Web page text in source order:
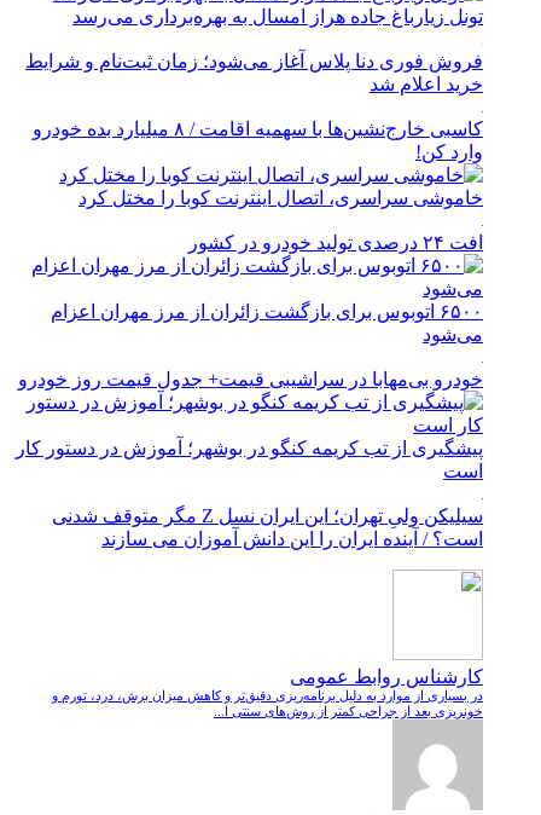
تونل زیارباغ جاده هراز امسال به بهره‌برداری می‌رسد
فروش فوری دنا پلاس آغاز می‌شود؛ زمان ثبت‌نام و شرایط
خرید اعلام شد
کاسبی خارج‌نشین‌ها با سهمیه اقامت / ۸ میلیارد بده خودرو
وارد کن!
خاموشی سراسری، اتصال اینترنت کوبا را مختل کرد
افت ۲۴ درصدی تولید خودرو در کشور
۶۵۰۰ اتوبوس برای بازگشت زائران از مرز مهران اعزام
می‌شود
خودرو بی‌مهابا در سراشیبی قیمت+ جدول قیمت روز خودرو
پیشگیری از تب کریمه کنگو در بوشهر؛ آموزش در دستور کار
است
سیلیکن ولیِ تهران؛ این ایران نسل Z مگر متوقف شدنی
است؟ / آینده ایران را این دانش آموزان می سازند
کارشناس روابط عمومی
در بسیاری از موارد به دلیل برنامه‌ریزی دقیق‌تر و کاهش میزان برش، درد، تورم و
خونریزی بعد از جراحی کمتر از روش‌های سنتی ا...